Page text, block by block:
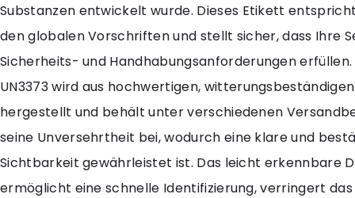
Substanzen entwickelt wurde. Dieses Etikett
den globalen Vorschriften und stellt sicher, dass Ihre
Sicherheits- und Handhabungsanforderungen
UN3373 wird aus hochwertigen,
hergestellt und behält unter verschiedenen
seine Unversehrtheit bei, wodurch eine klare und
Sichtbarkeit gewährleistet ist. Das leicht erkennbare
ermöglicht eine schnelle Identifizierung, verringert das